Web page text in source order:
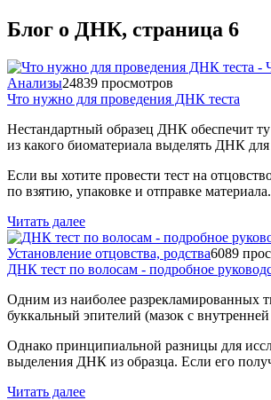
Блог о ДНК, страница 6
Анализы24839 просмотров
Что нужно для проведения ДНК теста
Нестандартный образец ДНК обеспечит
из какого биоматериала выделять ДНК для
Если вы хотите провести тест на
по взятию, упаковке и отправке материала.
Читать далее
Установление отцовства, родства6089
ДНК тест по волосам - подробное
Одним из наиболее разрекламированных
буккальный эпителий (мазок с
Однако принципиальной разницы для
выделения ДНК из образца. Если его
Читать далее